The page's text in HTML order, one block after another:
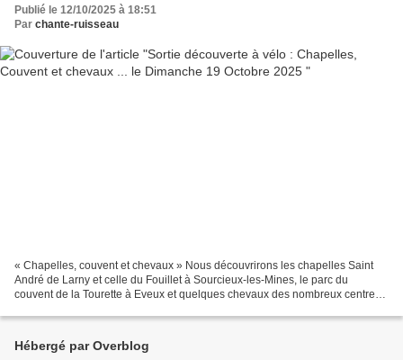
Publié le 12/10/2025 à 18:51
Par chante-ruisseau
« Chapelles, couvent et chevaux » Nous découvrirons les chapelles Saint
André de Larny et celle du Fouillet à Sourcieux-les-Mines, le parc du
couvent de la Tourette à Eveux et quelques chevaux des nombreux centres
Hébergé par Overblog